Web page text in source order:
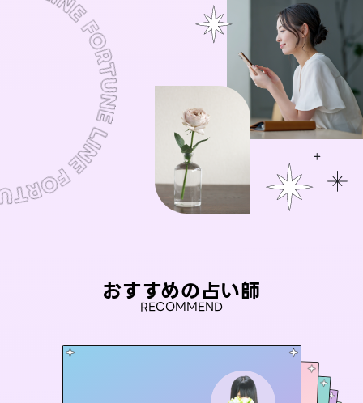
おすすめの占い師
RECOMMEND